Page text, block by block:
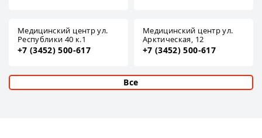
Медицинский центр ул.
Республики 40 к.1
+7 (3452) 500-617
Медицинский центр ул.
Арктическая, 12
+7 (3452) 500-617
Все